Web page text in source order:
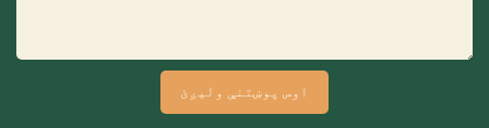
اوس پوښتنې ولیږئ